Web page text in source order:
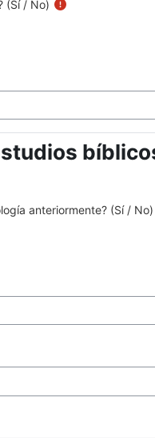
(Sí / No)
bíblicos
previos
anteriormente? (Sí / No)